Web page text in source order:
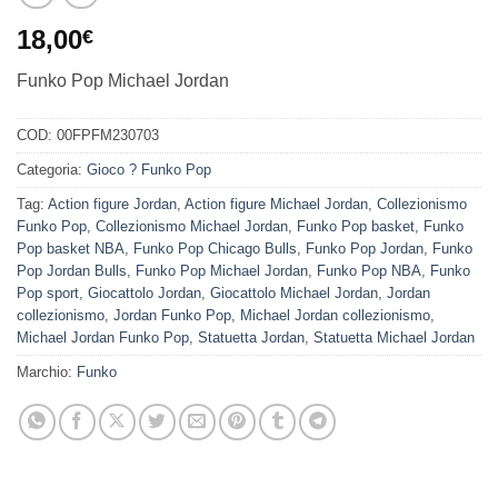
18,00€
Funko Pop Michael Jordan
COD: 00FPFM230703
Categoria: Gioco ? Funko Pop
Tag: Action figure Jordan, Action figure Michael Jordan, Collezionismo
Funko Pop, Collezionismo Michael Jordan, Funko Pop basket, Funko
Pop basket NBA, Funko Pop Chicago Bulls, Funko Pop Jordan, Funko
Pop Jordan Bulls, Funko Pop Michael Jordan, Funko Pop NBA, Funko
Pop sport, Giocattolo Jordan, Giocattolo Michael Jordan, Jordan
collezionismo, Jordan Funko Pop, Michael Jordan collezionismo,
Michael Jordan Funko Pop, Statuetta Jordan, Statuetta Michael Jordan
Marchio: Funko